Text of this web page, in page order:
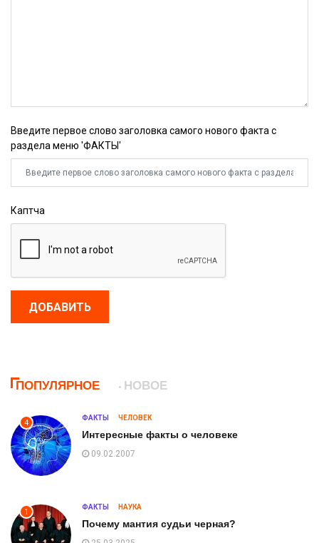
Введите первое слово заголовка самого нового факта с
раздела меню 'ФАКТЫ'
Каптча
ДОБАВИТЬ
ПОПУЛЯРНОЕ НОВОЕ
4
ФАКТЫ ЧЕЛОВЕК
Интересные факты о человеке
09.02.2007
1
ФАКТЫ НАУКА
Почему мантия судьи черная?